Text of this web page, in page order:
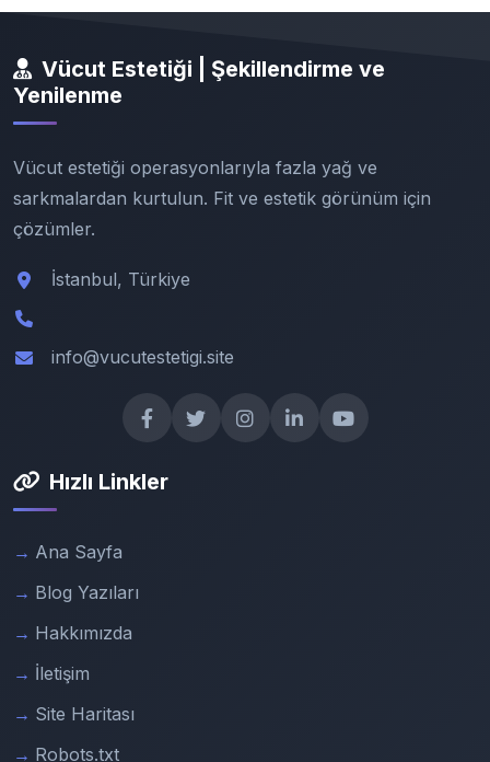
Vücut Estetiği | Şekillendirme ve
Yenilenme
Vücut estetiği operasyonlarıyla fazla yağ ve
sarkmalardan kurtulun. Fit ve estetik görünüm için
çözümler.
İstanbul, Türkiye
info@vucutestetigi.site
Hızlı Linkler
Ana Sayfa
Blog Yazıları
Hakkımızda
İletişim
Site Haritası
Robots.txt